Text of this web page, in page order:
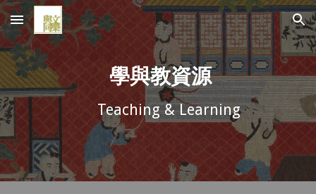
Skip to main content Skip to navigation
學與教資源
Teaching & Learning